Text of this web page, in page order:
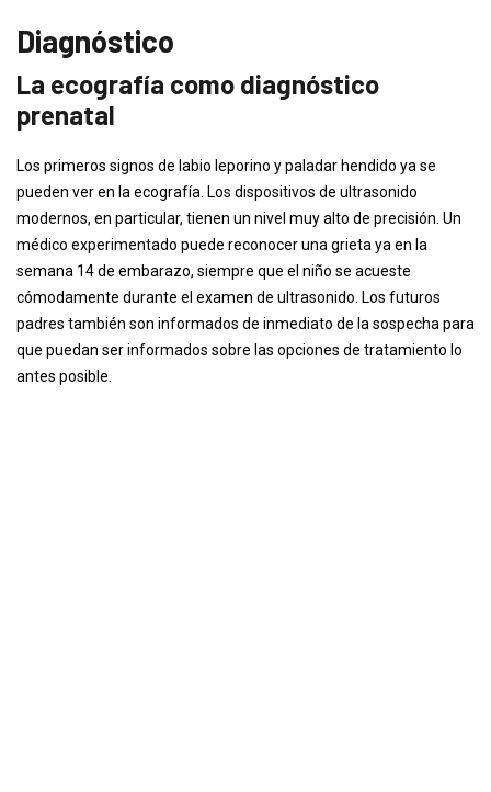
Diagnóstico
La ecografía como diagnóstico
prenatal
Los primeros signos de labio leporino y paladar hendido ya se
pueden ver en la ecografía. Los dispositivos de ultrasonido
modernos, en particular, tienen un nivel muy alto de precisión. Un
médico experimentado puede reconocer una grieta ya en la
semana 14 de embarazo, siempre que el niño se acueste
cómodamente durante el examen de ultrasonido. Los futuros
padres también son informados de inmediato de la sospecha para
que puedan ser informados sobre las opciones de tratamiento lo
antes posible.